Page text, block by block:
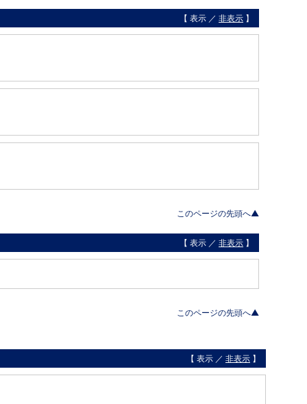
【 表示 ／ 非表示 】
このページの先頭へ▲
【 表示 ／ 非表示 】
このページの先頭へ▲
【 表示 ／ 非表示 】